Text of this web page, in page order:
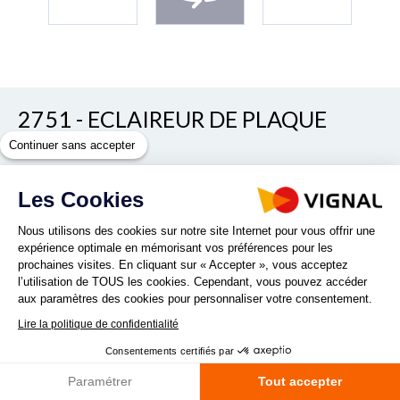
2751 - ECLAIREUR DE PLAQUE
COMPACT
REF. D14517
Continuer sans accepter
Les Cookies
Nous utilisons des cookies sur notre site Internet pour vous offrir une
expérience optimale en mémorisant vos préférences pour les
prochaines visites. En cliquant sur « Accepter », vous acceptez
l’utilisation de TOUS les cookies. Cependant, vous pouvez accéder
aux paramètres des cookies pour personnaliser votre consentement.
Lire la politique de confidentialité
Consentements certifiés par
Paramétrer Tout accepter